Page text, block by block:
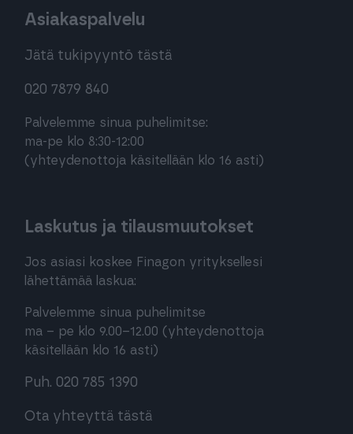
Asiakaspalvelu
Jätä tukipyyntö tästä
020 7879 840
Palvelemme sinua puhelimitse:
ma-pe klo 8:30-12:00
(yhteydenottoja käsitellään klo 16 asti)
Laskutus ja tilausmuutokset
Jos asiasi koskee Finagon yrityksellesi
lähettämää laskua:
Palvelemme sinua puhelimitse
ma – pe klo 9.00–12.00 (yhteydenottoja
käsitellään klo 16 asti)
Puh. 020 785 1390
Ota yhteyttä tästä